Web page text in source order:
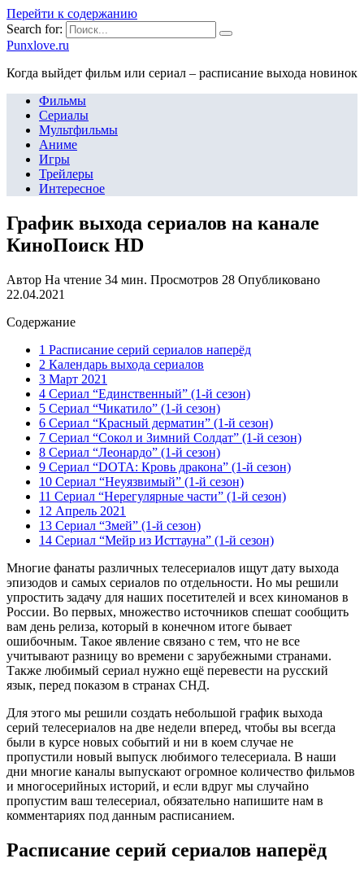
Перейти к содержанию
Search for:
Punxlove.ru
Когда выйдет фильм или сериал – расписание выхода новинок
Фильмы
Сериалы
Мультфильмы
Аниме
Игры
Трейлеры
Интересное
График выхода сериалов на канале
КиноПоиск HD
Автор На чтение 34 мин. Просмотров 28 Опубликовано
22.04.2021
Содержание
1 Расписание серий сериалов наперёд
2 Календарь выхода сериалов
3 Март 2021
4 Сериал “Единственный” (1-й сезон)
5 Сериал “Чикатило” (1-й сезон)
6 Сериал “Красный дерматин” (1-й сезон)
7 Сериал “Сокол и Зимний Солдат” (1-й сезон)
8 Сериал “Леонардо” (1-й сезон)
9 Сериал “DOTA: Кровь дракона” (1-й сезон)
10 Сериал “Неуязвимый” (1-й сезон)
11 Сериал “Нерегулярные части” (1-й сезон)
12 Апрель 2021
13 Сериал “Змей” (1-й сезон)
14 Сериал “Мейр из Исттауна” (1-й сезон)
Многие фанаты различных телесериалов ищут дату выхода
эпизодов и самых сериалов по отдельности. Но мы решили
упростить задачу для наших посетителей и всех киноманов в
России. Во первых, множество источников спешат сообщить
вам день релиза, который в конечном итоге бывает
ошибочным. Такое явление связано с тем, что не все
учитывают разницу во времени с зарубежными странами.
Также любимый сериал нужно ещё перевести на русский
язык, перед показом в странах СНД.
Для этого мы решили создать небольшой график выхода
серий телесериалов на две недели вперед, чтобы вы всегда
были в курсе новых событий и ни в коем случае не
пропустили новый выпуск любимого телесериала. В наши
дни многие каналы выпускают огромное количество фильмов
и многосерийных историй, и если вдруг мы случайно
пропустим ваш телесериал, обязательно напишите нам в
комментариях под данным расписанием.
Расписание серий сериалов наперёд